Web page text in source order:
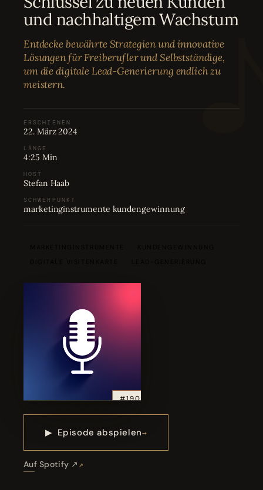
04 Bewertungen
05 Karriere
06 Partnerprogramm
und nachhaltigem Wachstum
Entdecke bewährte Strategien und innovative
Lösungen für Freiberufler und Selbstständige,
um die digitale Lead-Generierung endlich zu
meistern.
ERSCHIENEN
22. März 2024
LÄNGE
4:25 Min
HOST
Stefan Haab
SCHWERPUNKT
marketinginstrumente kundengewinnung
#190
▶ Episode abspielen
Auf Spotify ↗